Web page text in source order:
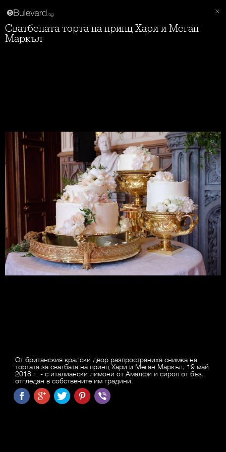
Сватбената торта на принц Хари и Меган
Маркъл
От британския кралски двор разпространиха снимка на
тортата за сватбата на принц Хари и Меган Маркъл, 19 май
2018 г. - с италиански лимони от Амалфи и сироп от бъз,
отгледан в собствените им градини.